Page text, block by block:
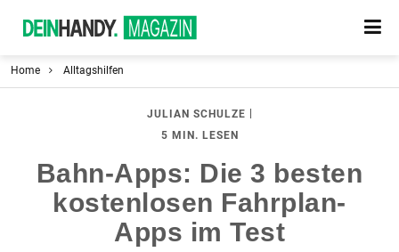
Home Alltagshilfen
JULIAN SCHULZE
5 MIN. LESEN
Bahn-Apps: Die 3 besten
kostenlosen Fahrplan-
Apps im Test